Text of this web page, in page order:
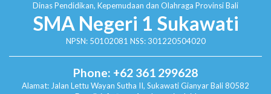
Dinas Pendidikan, Kepemudaan dan Olahraga Provinsi Bali
SMA Negeri 1 Sukawati
NPSN: 50102081 NSS: 301220504020
Phone: +62 361 299628
Alamat: Jalan Lettu Wayan Sutha II, SukawatiGianyar Bali 80582